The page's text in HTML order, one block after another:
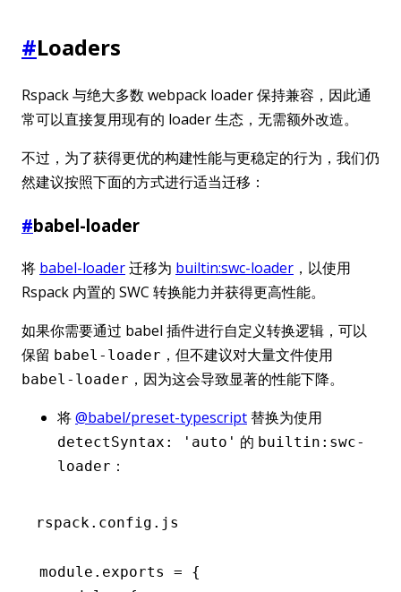
#Loaders
Rspack 与绝大多数 webpack loader 保持兼容，因此通
常可以直接复用现有的 loader 生态，无需额外改造。
不过，为了获得更优的构建性能与更稳定的行为，我们仍
然建议按照下面的方式进行适当迁移：
#babel-loader
将 babel-loader迁移为 builtin:swc-loader ，以使用
Rspack 内置的 SWC 转换能力并获得更高性能。
如果你需要通过 babel 插件进行自定义转换逻辑，可以
保留 babel-loader ，但不建议对大量文件使用
babel-loader ，因为这会导致显著的性能下降。
将@babel/preset-typescript 替换为使用
detectSyntax: 'auto' 的 builtin:swc-
loader ：
rspack.config.js
module.exports = {